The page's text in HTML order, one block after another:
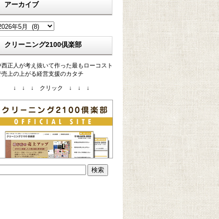
アーカイブ
クリーニング2100倶楽部
西正人が考え抜いて作った最もローコスト
売上の上がる経営支援のカタチ
↓ ↓ ↓ クリック ↓ ↓ ↓